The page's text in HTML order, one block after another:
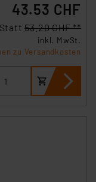
43.53 CHF
Statt53.20 CHF **
inkl. MwSt.
zu Versandkosten